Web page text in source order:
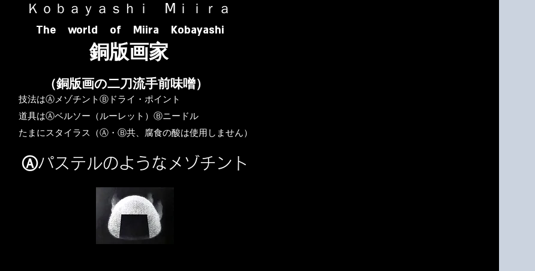
​ Ｋｏｂａｙａｓｈｉ Ⅿｉｉｒａ​
The world of Miira Kobayashi
​銅版画家
​（銅版画の二刀流手前味噌）
​技法はⒶメゾチントⒷドライ・ポイント
道具はⒶベルソー（ルーレット）Ⓑニードル
​たまにスタイラス（Ⓐ・Ⓑ共、腐食の酸は使用しません）
Ⓐパステルのようなメゾチント